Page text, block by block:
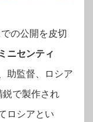
の公開を皮切
ニセンティ
助監督、ロシア
鋭で製作され
ロシアとい